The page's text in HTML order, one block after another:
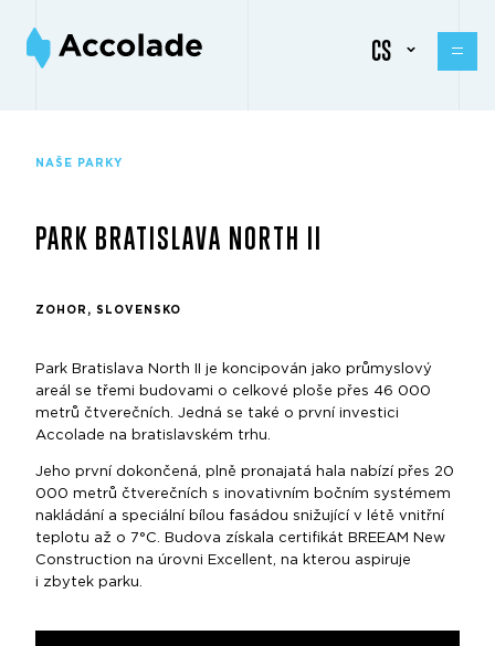
CS
NAŠE PARKY
PARK BRATISLAVA NORTH II
ZOHOR, SLOVENSKO
Park Bratislava North II je koncipován jako průmyslový
areál se třemi budovami o celkové ploše přes 46 000
metrů čtverečních. Jedná se také o první investici
Accolade na bratislavském trhu.
Jeho první dokončená, plně pronajatá hala nabízí přes 20
000 metrů čtverečních s inovativním bočním systémem
nakládání a speciální bílou fasádou snižující v létě vnitřní
teplotu až o 7°C. Budova získala certifikát BREEAM New
Construction na úrovni Excellent, na kterou aspiruje
i zbytek parku.